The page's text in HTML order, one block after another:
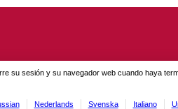
su sesión y su navegador web cuando haya
Nederlands Svenska Italiano